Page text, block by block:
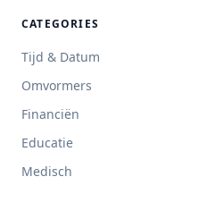
CATEGORIES
Tijd & Datum
Omvormers
Financiën
Educatie
Medisch